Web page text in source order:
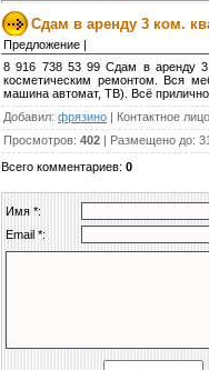
Сдам в аренду 3 ком.
Предложение |
8 916 738 53 99 Сдам в аренду 3
косметическим ремонтом. Вся
машина автомат, ТВ). Всё
Добавил: фрязино | Контактное лицо
Просмотров: 402 | Размещено до:
Всего комментариев: 0
Имя *:
Email *: